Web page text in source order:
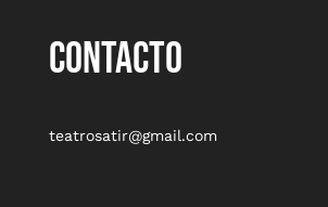
CONTACTO
teatrosatir@gmail.com